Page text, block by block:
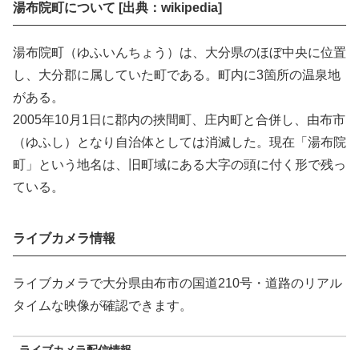
湯布院町について [出典：wikipedia]
湯布院町（ゆふいんちょう）は、大分県のほぼ中央に位置
し、大分郡に属していた町である。町内に3箇所の温泉地
がある。
2005年10月1日に郡内の挾間町、庄内町と合併し、由布市
（ゆふし）となり自治体としては消滅した。現在「湯布院
町」という地名は、旧町域にある大字の頭に付く形で残っ
ている。
ライブカメラ情報
ライブカメラで大分県由布市の国道210号・道路のリアル
タイムな映像が確認できます。